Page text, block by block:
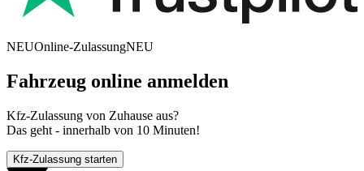
NEUOnline-ZulassungNEU
Fahrzeug online anmelden
Kfz-Zulassung von Zuhause aus?
Das geht - innerhalb von 10 Minuten!
Kfz-Zulassung starten